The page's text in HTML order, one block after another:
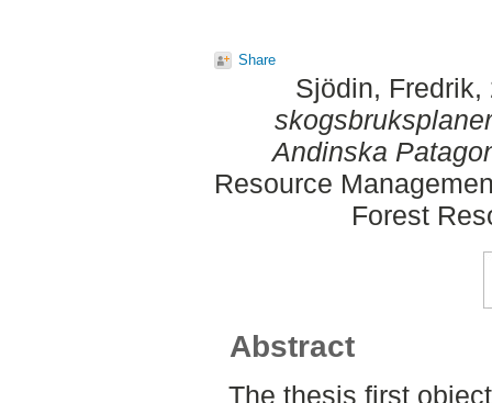
Share
Sjödin, Fredrik,
Andinska
Resource
Forest
Abstract
The thesis first